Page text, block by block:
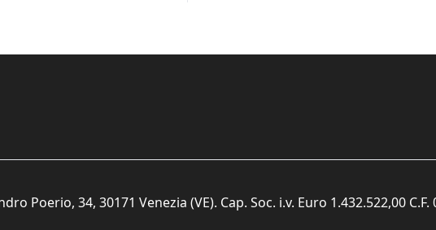
Poerio, 34, 30171 Venezia (VE). Cap. Soc. i.v. Euro 1.432.522,00 C.F.